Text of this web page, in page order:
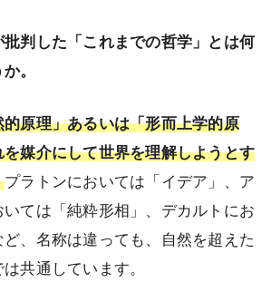
判した「これまでの哲学」とは何
。
原理」あるいは「形而上学的原
媒介にして世界を理解しようとす
プラトンにおいては「イデア」、ア
いては「純粋形相」、デカルトにお
、名称は違っても、自然を超えた
共通しています。